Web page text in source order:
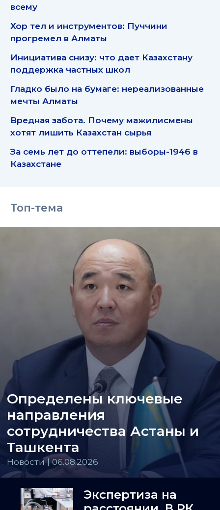
всему
Хор тел и инструментов: Пуччини
прогремел в Алматы
Инициатива снизу: что дает Казахстану
поддержка частных школ
Гладко было на бумаге: нереализованные
мечты Алматы
Вредная забота. Почему мажилисмены
хотят лишить Казахстан сырья
За семь лет до оттепели: выборы-1946 в
Казахстане
Топ-тема
Определены ключевые
направления
сотрудничества Астаны и
Ташкента
Новости | 06.08.2026
Экспертиза на